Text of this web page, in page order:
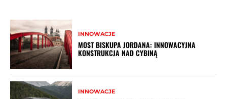
INNOWACJE
MOST BISKUPA JORDANA: INNOWACYJNA
KONSTRUKCJA NAD CYBINĄ
INNOWACJE